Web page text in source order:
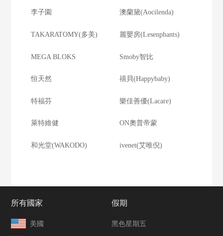
李子園 澳蘭黛(Aocilenda)
TAKARATOMY(多美) 麗嬰房(Lesenphants)
MEGA BLOKS Smoby智比
恒天然 禧貝(Happybaby)
特福芬 樂佳善優(Lacare)
萊特維健 ON奧普帝蒙
和光堂(WAKODO) ivenet(艾唯倪)
所有國家
美國
假期
黑色星期五